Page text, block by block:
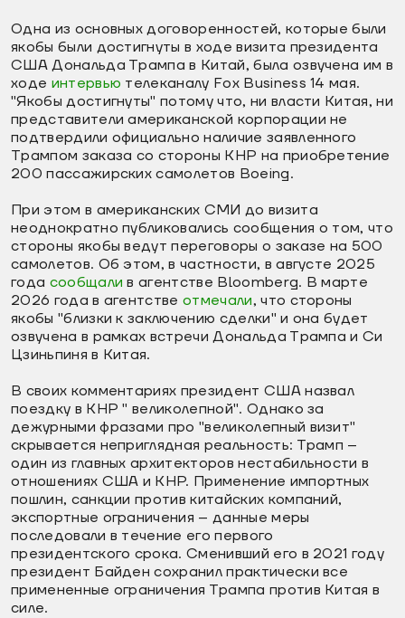
Одна из основных договоренностей, которые были
якобы были достигнуты в ходе визита президента
США Дональда Трампа в Китай, была озвучена им в
ходе интервью телеканалу Fox Business 14 мая.
"Якобы достигнуты" потому что, ни власти Китая, ни
представители американской корпорации не
подтвердили официально наличие заявленного
Трампом заказа со стороны КНР на приобретение
200 пассажирских самолетов Boeing.
При этом в американских СМИ до визита
неоднократно публиковались сообщения о том, что
стороны якобы ведут переговоры о заказе на 500
самолетов. Об этом, в частности, в августе 2025
года сообщали в агентстве Bloomberg. В марте
2026 года в агентствеотмечали, что стороны
якобы "близки к заключению сделки" и она будет
озвучена в рамках встречи Дональда Трампа и Си
Цзиньпиня в Китая.
В своих комментариях президент США назвал
поездку в КНР " великолепной". Однако за
дежурными фразами про "великолепный визит"
скрывается неприглядная реальность: Трамп –
один из главных архитекторов нестабильности в
отношениях США и КНР. Применение импортных
пошлин, санкции против китайских компаний,
экспортные ограничения – данные меры
последовали в течение его первого
президентского срока. Сменивший его в 2021 году
президент Байден сохранил практически все
примененные ограничения Трампа против Китая в
силе.